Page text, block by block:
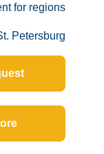
for regions
Petersburg